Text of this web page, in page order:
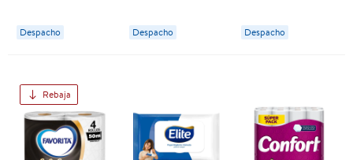
Despacho Despacho Despacho
Rebaja